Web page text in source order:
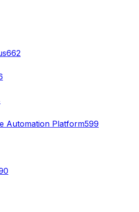
662
Automation Platform599